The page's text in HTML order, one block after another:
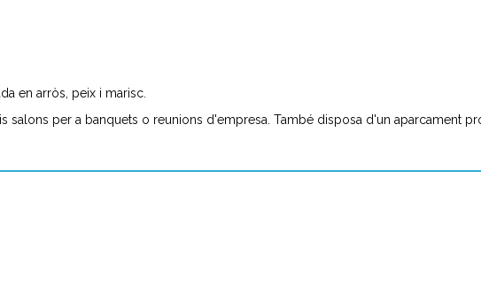
en arròs, peix i marisc.
salons per a banquets o reunions d'empresa. També disposa d'un aparcament